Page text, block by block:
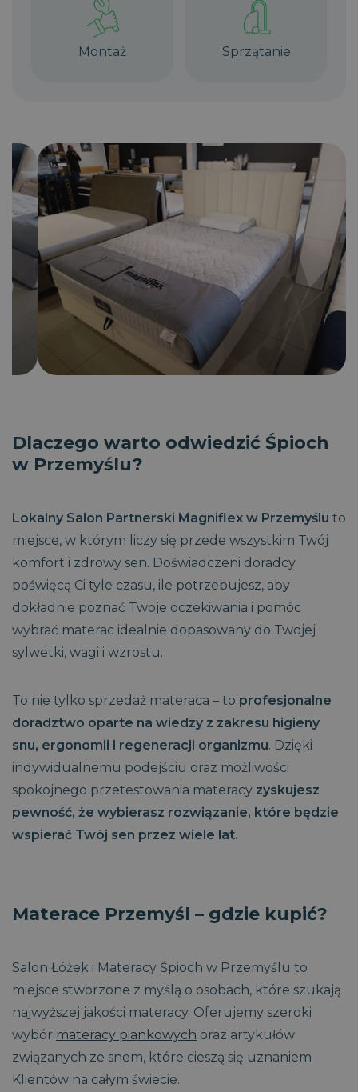
Montaż Sprzątanie
Dlaczego warto odwiedzić Śpioch
w Przemyślu?
Lokalny Salon Partnerski Magniflex w Przemyślu to
miejsce, w którym liczy się przede wszystkim Twój
komfort i zdrowy sen. Doświadczeni doradcy
poświęcą Ci tyle czasu, ile potrzebujesz, aby
dokładnie poznać Twoje oczekiwania i pomóc
wybrać materac idealnie dopasowany do Twojej
sylwetki, wagi i wzrostu.
To nie tylko sprzedaż materaca – to profesjonalne
doradztwo oparte na wiedzy z zakresu higieny
snu, ergonomii i regeneracji organizmu. Dzięki
indywidualnemu podejściu oraz możliwości
spokojnego przetestowania materacy zyskujesz
pewność, że wybierasz rozwiązanie, które będzie
wspierać Twój sen przez wiele lat.
Materace Przemyśl – gdzie kupić?
Salon Łóżek i Materacy Śpioch w Przemyślu to
miejsce stworzone z myś ą o osobach, które szukają
najwyższej jakości materacy. Oferujemy szeroki
wybór materacy piankowych oraz artykułów
związanych ze snem, które cieszą się uznaniem
Klientów na całym świecie.